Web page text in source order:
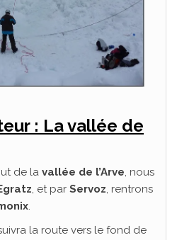
: La vallée de
de la vallée de l’Arve, nous
, et par Servoz, rentrons
.
la route vers le fond de